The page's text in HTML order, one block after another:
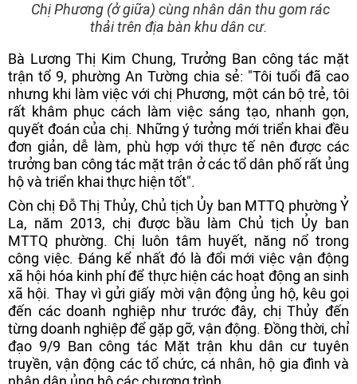
Chị Phương (ở giữa) cùng nhân dân thu gom rác
thải trên địa bàn khu dân cư.
Bà Lương Thị Kim Chung, Trưởng Ban công tác mặt
trận tổ 9, phường An Tường chia sẻ: "Tôi tuổi đã cao
nhưng khi làm việc với chị Phương, một cán bộ trẻ, tôi
rất khâm phục cách làm việc sáng tạo, nhanh gọn,
quyết đoán của chị. Những ý tưởng mới triển khai đều
đơn giản, dễ làm, phù hợp với thực tế nên được các
trưởng ban công tác mặt trận ở các tổ dân phố rất ủng
hộ và triển khai thực hiện tốt".
Còn chị Đỗ Thị Thủy, Chủ tịch Ủy ban MTTQ phường Ỷ
La, năm 2013, chị được bầu làm Chủ tịch Ủy ban
MTTQ phường. Chị luôn tâm huyết, năng nổ trong
công việc. Đáng kể nhất đó là đổi mới việc vận động
xã hội hóa kinh phí để thực hiện các hoạt động an sinh
xã hội. Thay vì gửi giấy mời vận động ủng hộ, kêu gọi
đến các doanh nghiệp như trước đây, chị Thủy đến
từng doanh nghiệp để gặp gỡ, vận động. Đồng thời, chỉ
đạo 9/9 Ban công tác Mặt trận khu dân cư tuyên
truyền, vận động các tổ chức, cá nhân, hộ gia đình và